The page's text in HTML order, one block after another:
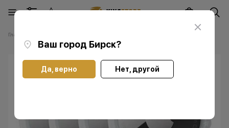
Ваш город Бирск?
Да, верно Нет, другой
Главная